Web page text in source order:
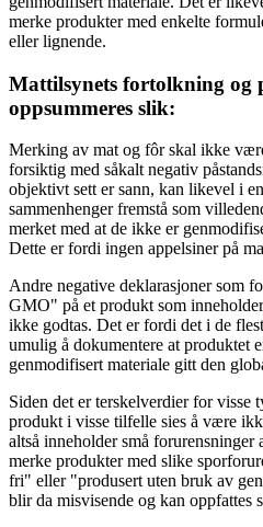
merke produkter med enkelte
eller lignende.
Mattilsynets fortolkning og
oppsummeres slik:
Merking av mat og fôr skal ikke
forsiktig med såkalt negativ
objektivt sett er sann, kan likevel i
sammenhenger fremstå som
merket med at de ikke er
Dette er fordi ingen appelsiner på
Andre negative deklarasjoner som
GMO" på et produkt som
ikke godtas. Det er fordi det i de
umulig å dokumentere at produktet
genmodifisert materiale gitt den
Siden det er terskelverdier for visse
produkt i visse tilfelle sies å være
altså inneholder små
merke produkter med slike
fri" eller "produsert uten bruk av
blir da misvisende og kan oppfattes